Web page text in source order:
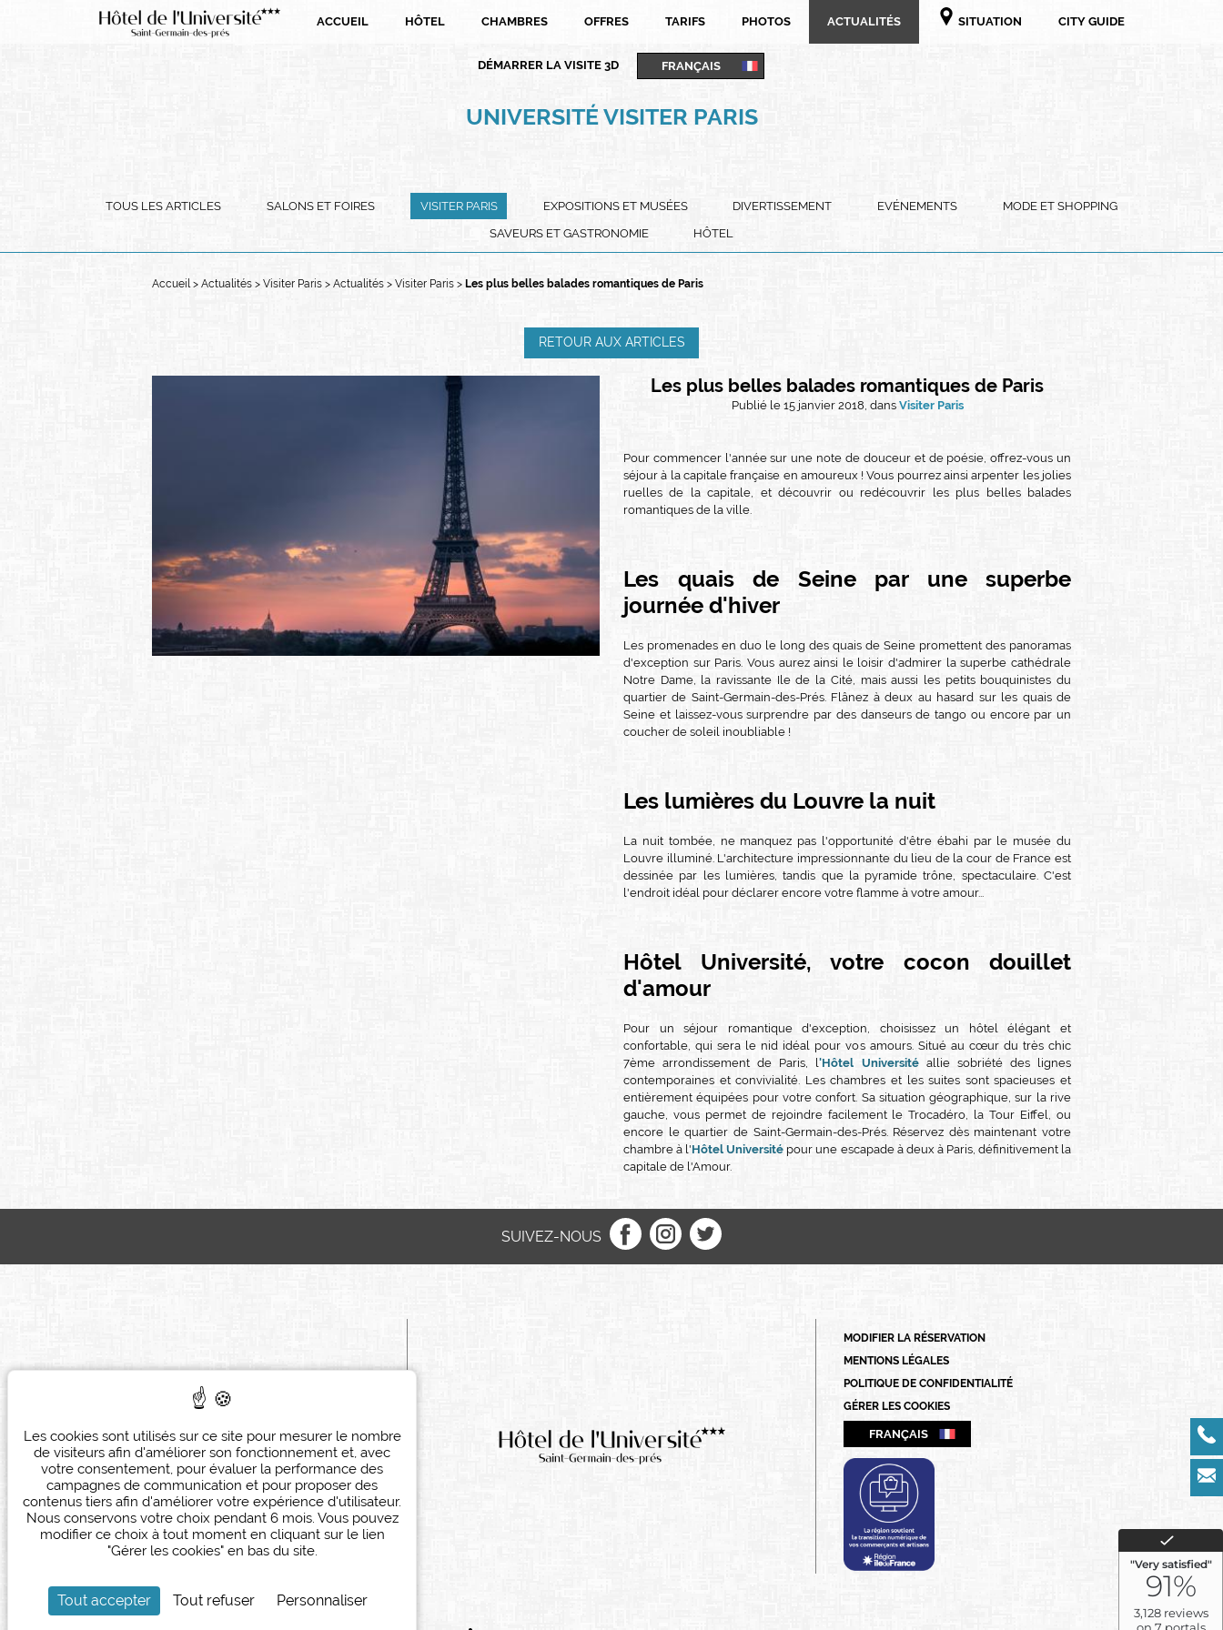
ACCUEIL HÔTEL CHAMBRES OFFRES TARIFS PHOTOS ACTUALITÉS SITUATION CITY GUIDE
DÉMARRER LA VISITE 3D FRANÇAIS
ENGLISH
ESPAÑOL
UNIVERSITÉ VISITER PARIS
TOUS LES ARTICLES SALONS ET FOIRES VISITER PARIS EXPOSITIONS ET MUSÉES DIVERTISSEMENT EVÉNEMENTS
MODE ET SHOPPING
SAVEURS ET GASTRONOMIE
HÔTEL
Accueil Actualités Visiter Paris Actualités Visiter Paris Les plus belles balades romantiques de Paris
RETOUR AUX ARTICLES
Les plus belles balades romantiques de Paris
Publié le 15 janvier 2018, dans Visiter Paris
Pour commencer l'année sur une note de douceur et de poésie, offrez-vous un
séjour à la capitale française en amoureux ! Vous pourrez ainsi arpenter les jolies
ruelles de la capitale, et découvrir ou redécouvrir les plus belles balades
romantiques de la ville.
Les quais de Seine par une superbe
journée d'hiver
Les promenades en duo le long des quais de Seine promettent des panoramas
d'exception sur Paris. Vous aurez ainsi le loisir d'admirer la superbe cathédrale
Notre Dame, la ravissante Ile de la Cité, mais aussi les petits bouquinistes du
quartier de Saint-Germain-des-Prés. Flânez à deux au hasard sur les quais de
Seine et laissez-vous surprendre par des danseurs de tango ou encore par un
coucher de soleil inoubliable !
Les lumières du Louvre la nuit
La nuit tombée, ne manquez pas l'opportunité d'être ébahi par le musée du
Louvre illuminé. L'architecture impressionnante du lieu de la cour de France est
dessinée par les lumières, tandis que la pyramide trône, spectaculaire. C'est
l'endroit idéal pour déclarer encore votre flamme à votre amour...
Hôtel Université, votre cocon douillet
d'amour
Pour un séjour romantique d'exception, choisissez un hôtel élégant et
confortable, qui sera le nid idéal pour vos amours. Situé au cœur du très chic
7ème arrondissement de Paris, l'Hôtel Universitéallie sobriété des lignes
contemporaines et convivialité. Les chambres et les suites sont spacieuses et
entièrement équipées pour votre confort. Sa situation géographique, sur la rive
gauche, vous permet de rejoindre facilement le Trocadéro, la Tour Eiffel, ou
encore le quartier de Saint-Germain-des-Prés. Réservez dès maintenant votre
chambre à l'Hôtel Université pour une escapade à deux à Paris, définitivement la
capitale de l'Amour.
SUIVEZ-NOUS
HÔTEL DE L'UNIVERSITÉ
75007 Paris
+ 33 (0)1 42 61 09 39
reception@hoteluniversite.com
MODIFIER LA RÉSERVATION
MENTIONS LÉGALES
POLITIQUE DE CONFIDENTIALITÉ
GÉRER LES COOKIES
FRANÇAIS
PORTUGUÊS
ITALIANO
DEUTSCH
ESPAÑOL
Panneau de gestion des cookies
Les cookies sont utilisés sur ce site pour mesurer le nombre
de visiteurs afin d'améliorer son fonctionnement et, avec
votre consentement, pour évaluer la performance des
campagnes de communication et pour proposer des
contenus tiers afin d'améliorer votre expérience d'utilisateur.
Nous conservons votre choix pendant 6 mois. Vous pouvez
modifier ce choix à tout moment en cliquant sur le lien
"Gérer les cookies" en bas du site.
Tout accepter Tout refuser Personnaliser